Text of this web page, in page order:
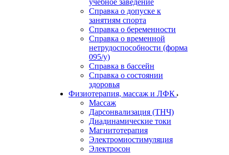
учебное заведение
Справка о допуске к
занятиям спорта
Справка о беременности
Справка о временной
нетрудоспособности (форма
095/у)
Справка в бассейн
Справка о состоянии
здоровья
Физиотерапия, массаж и ЛФК
Массаж
Дарсонвализация (ТНЧ)
Диадинамические токи
Магнитотерапия
Электромиостимуляция
Электросон